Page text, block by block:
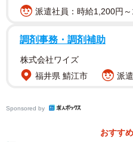
お寿司食べたい。」
派遣社員：時給1,200円
調剤事務・調剤補助
株式会社ワイズ
福井県 鯖江市
派
Sponsored by
おすす